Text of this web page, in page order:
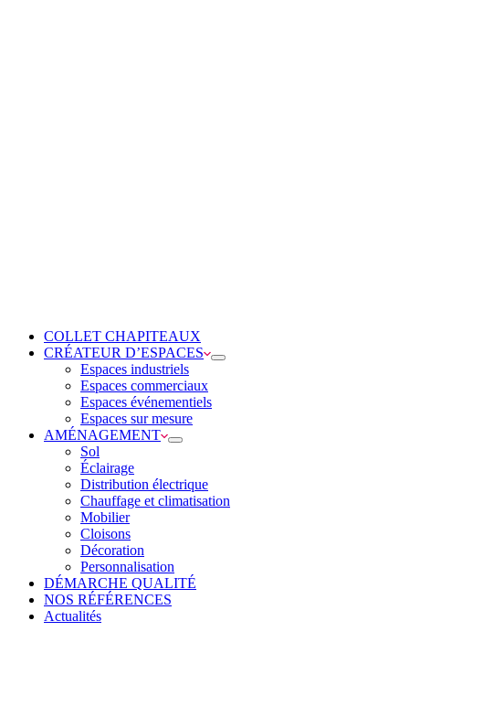
COLLET CHAPITEAUX
CRÉATEUR D’ESPACES
Espaces industriels
Espaces commerciaux
Espaces événementiels
Espaces sur mesure
AMÉNAGEMENT
Sol
Éclairage
Distribution électrique
Chauffage et climatisation
Mobilier
Cloisons
Décoration
Personnalisation
DÉMARCHE QUALITÉ
NOS RÉFÉRENCES
Actualités